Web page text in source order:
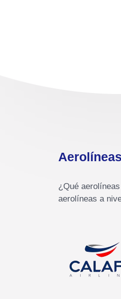
¿Qué
aerolíneas a